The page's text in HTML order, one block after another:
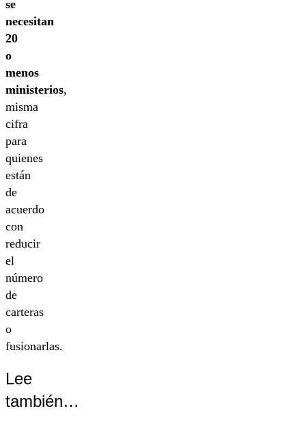
se
necesitan
20
o
menos
ministerios,
misma
cifra
para
quienes
están
de
acuerdo
con
reducir
el
número
de
carteras
o
fusionarlas.
Lee
también…